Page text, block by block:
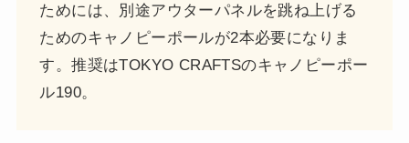
ためには、別途アウターパネルを跳ね上げる
ためのキャノピーポールが2本必要になりま
す。推奨はTOKYO CRAFTSのキャノピーポー
ル190。